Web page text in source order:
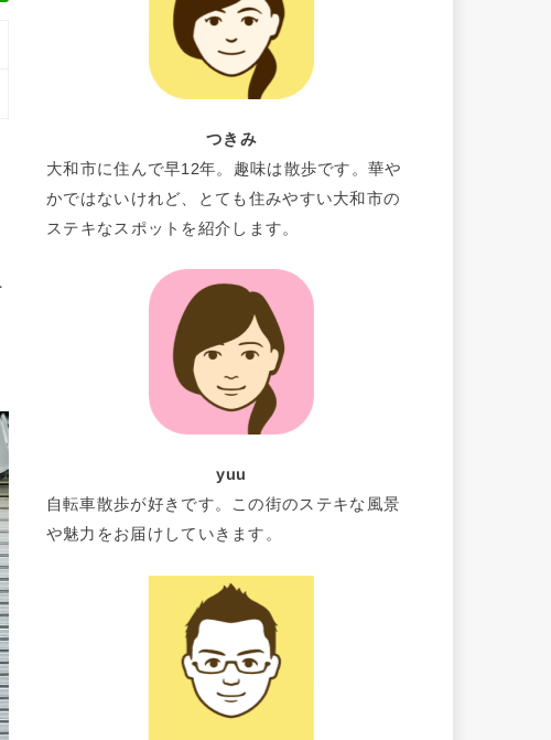
つきみ
大和市に住んで早12年。趣味は散歩です。華や
かではないけれど、とても住みやすい大和市の
ステキなスポットを紹介します。
yuu
自転車散歩が好きです。この街のステキな風景
や魅力をお届けしていきます。